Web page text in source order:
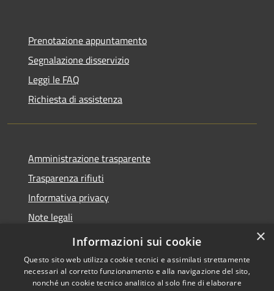
Prenotazione appuntamento
Segnalazione disservizio
Leggi le FAQ
Richiesta di assistenza
Amministrazione trasparente
Trasparenza rifiuti
Informativa privacy
Note legali
Dichiarazione di accessibilità
×
Informazioni sui cookie
Questo sito web utilizza cookie tecnici e assimilati strettamente
necessari al corretto funzionamento e alla navigazione del sito,
nonché un cookie tecnico analitico al solo fine di elaborare